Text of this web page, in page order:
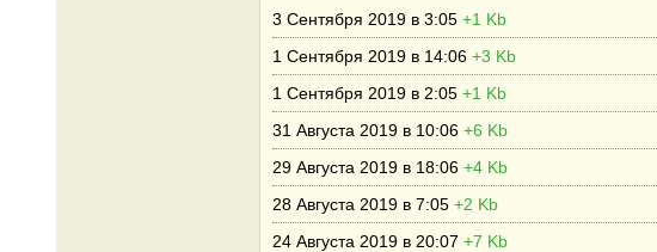
3 Сентября 2019 в 3:05 +1 Kb
1 Сентября 2019 в 14:06 +3 Kb
1 Сентября 2019 в 2:05 +1 Kb
31 Августа 2019 в 10:06 +6 Kb
29 Августа 2019 в 18:06 +4 Kb
28 Августа 2019 в 7:05 +2 Kb
24 Августа 2019 в 20:07 +7 Kb